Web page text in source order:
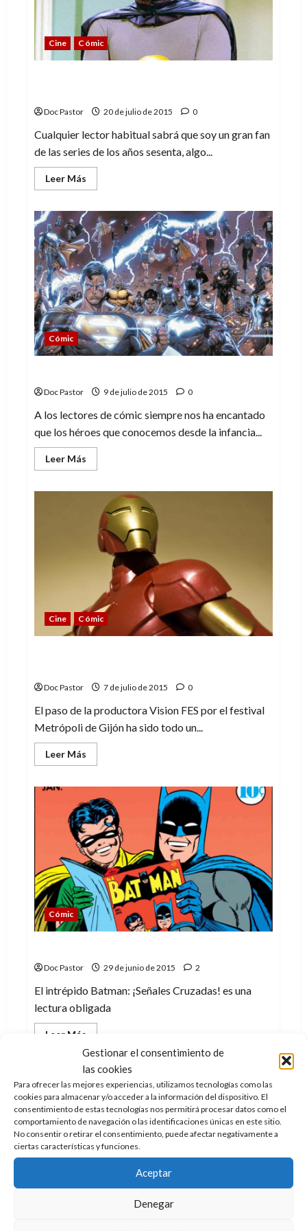
Gestionar el consentimiento de
las cookies
Para ofrecer las mejores experiencias, utilizamos tecnologías como las
cookies para almacenar y/o acceder a la información del dispositivo. El
consentimiento de estas tecnologías nos permitirá procesar datos como el
comportamiento de navegación o las identificaciones únicas en este sitio.
No consentir o retirar el consentimiento, puede afectar negativamente a
ciertas características y funciones.
Aceptar
Denegar
Cine Cómic
Doc Pastor 20 de julio de 2015 0
Cualquier lector habitual sabrá que soy un gran fan
de las series de los años sesenta, algo...
Leer Más
más
Batman
the
Green
Hornet:
solo
apto
para
fans
Cómic
Doc Pastor 9 de julio de 2015 0
A los lectores de cómic siempre nos ha encantado
que los héroes que conocemos desde la infancia...
Leer Más
más
regreso
Multiverso
Cine Cómic
Doc Pastor 7 de julio de 2015 0
El paso de la productora Vision FES por el festival
Metrópoli de Gijón ha sido todo un...
Leer Más
más
artistas
de
Marvel
se
rinden
ante
el
Iron
Man
español
Cómic
Doc Pastor 29 de junio de 2015 2
El intrépido Batman: ¡Señales Cruzadas! es una
lectura obligada
Leer Más Leer
acerca
El
intrépido
Batman:
¡Señales
Cruzadas!